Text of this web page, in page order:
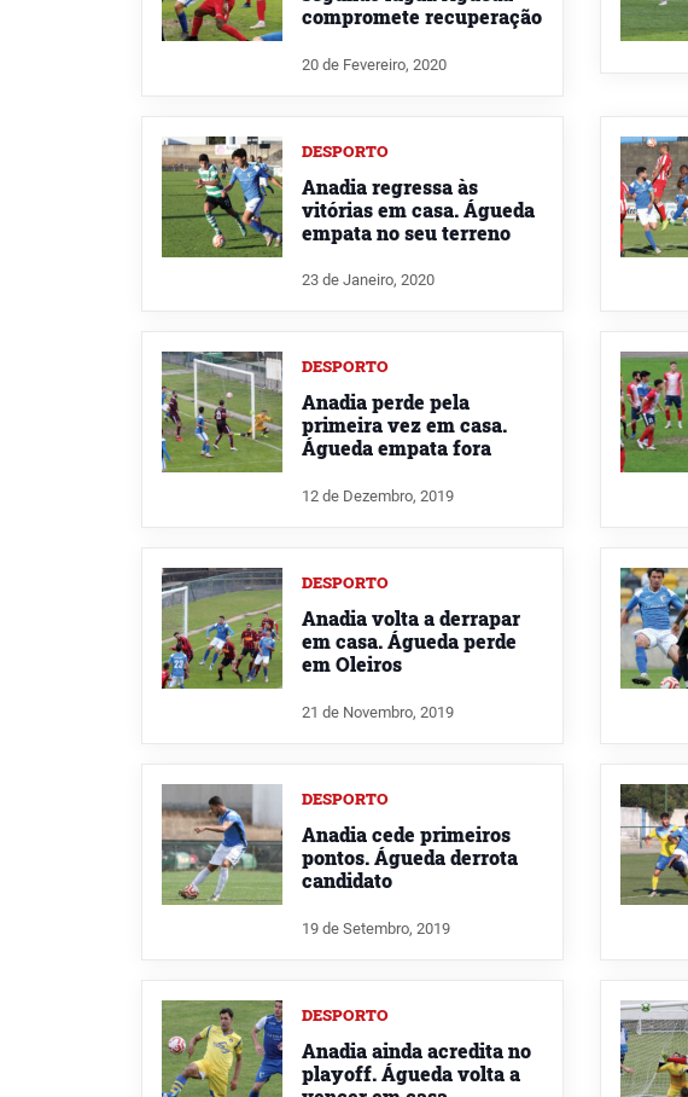
compromete recuperação
20 de Fevereiro, 2020
DESPORTO
Anadia regressa às
vitórias em casa. Águeda
empata no seu terreno
23 de Janeiro, 2020
DESPORTO
Anadia perde pela
primeira vez em casa.
Águeda empata fora
12 de Dezembro, 2019
DESPORTO
Anadia volta a derrapar
em casa. Águeda perde
em Oleiros
21 de Novembro, 2019
DESPORTO
Anadia cede primeiros
pontos. Águeda derrota
candidato
19 de Setembro, 2019
DESPORTO
Anadia ainda acredita no
playoff. Águeda volta a